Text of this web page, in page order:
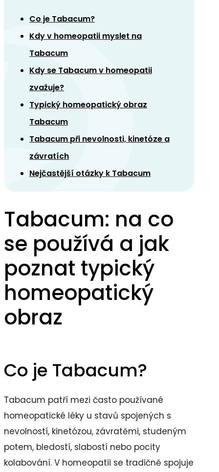
Co je Tabacum?
Kdy v homeopatii myslet na
Tabacum
Kdy se Tabacum v homeopatii
zvažuje?
Typický homeopatický obraz
Tabacum
Tabacum při nevolnosti, kinetóze a
závratích
Nejčastější otázky k Tabacum
Tabacum: na co
se používá a jak
poznat typický
homeopatický
obraz
Co je Tabacum?
Tabacum patří mezi často používané
homeopatické léky u stavů spojených s
nevolností, kinetózou, závratěmi, studeným
potem, bledostí, slabostí nebo pocity
kolabování. V homeopatii se tradičně spojuje